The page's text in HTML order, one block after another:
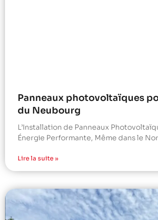
Panneaux photovoltaïques
du Neubourg
L’Installation de Panneaux
Énergie Performante, Même dans le
Lire la suite »